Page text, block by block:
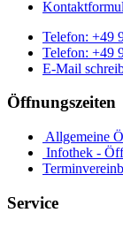
Telefon: +49
Telefon: +49
E-Mail
Öffnungszeiten
Allgemeine
Infothek -
Service